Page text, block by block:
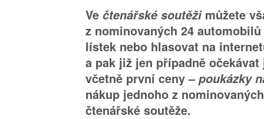
Ve čtenářské soutěži můžete
z nominovaných 24
lístek nebo hlasovat na
a pak již jen případně
včetně první ceny – poukázky
nákup jednoho z
čtenářské soutěže.